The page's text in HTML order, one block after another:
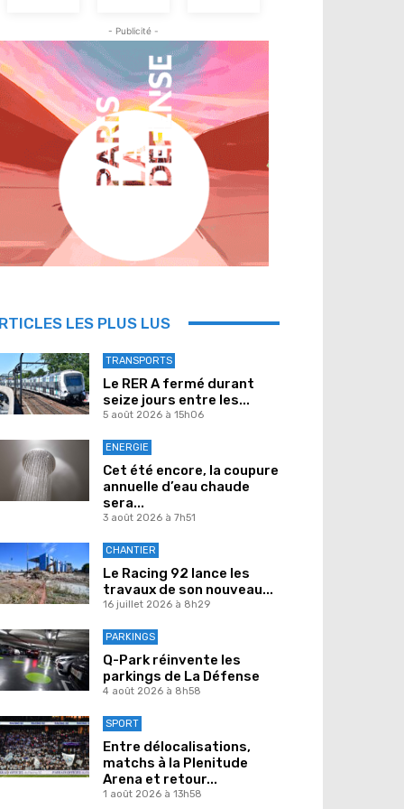
- Publicité -
LES PLUS LUS
TRANSPORTS
Le RER A fermé durant
seize jours entre les...
5 août 2026 à 15h06
ENERGIE
Cet été encore, la coupure
annuelle d’eau chaude
sera...
3 août 2026 à 7h51
CHANTIER
Le Racing 92 lance les
travaux de son nouveau...
16 juillet 2026 à 8h29
PARKINGS
Q-Park réinvente les
parkings de La Défense
4 août 2026 à 8h58
SPORT
Entre délocalisations,
matchs à la Plenitude
Arena et retour...
1 août 2026 à 13h58